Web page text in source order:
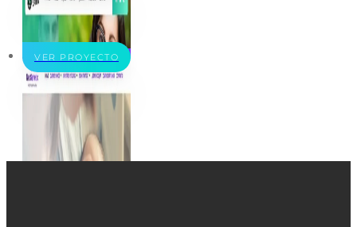
VER PROYECTO